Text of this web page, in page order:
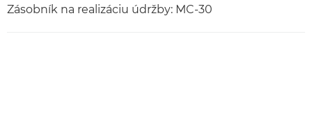
Zásobník na realizáciu údržby: MC-30